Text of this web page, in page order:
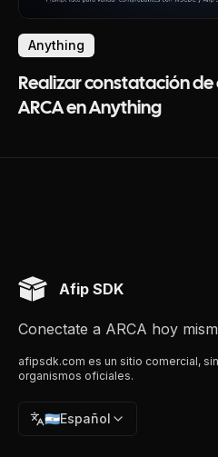
Anything
Realizar constatación
ARCA en Anything
Afip SDK
Conectate a ARCA hoy
afipsdk.com es un sitio comercial,
organismos oficiales.
🇦🇷Español